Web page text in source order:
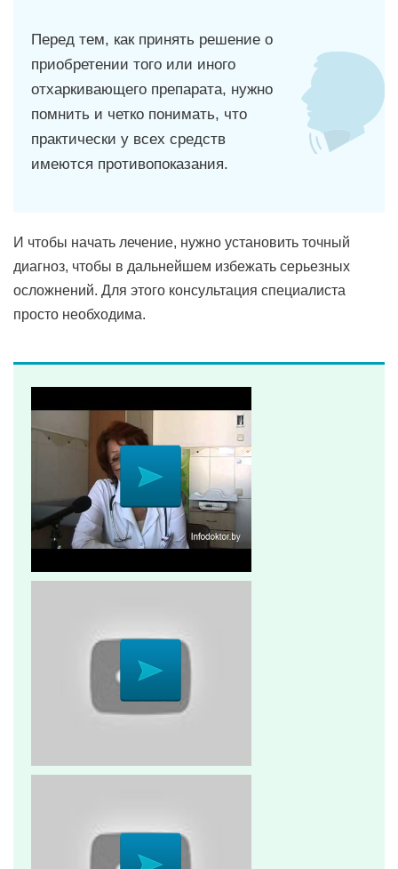
Перед тем, как принять решение о
приобретении того или иного
отхаркивающего препарата, нужно
помнить и четко понимать, что
практически у всех средств
имеются противопоказания.
И чтобы начать лечение, нужно установить точный
диагноз, чтобы в дальнейшем избежать серьезных
осложнений. Для этого консультация специалиста
просто необходима.